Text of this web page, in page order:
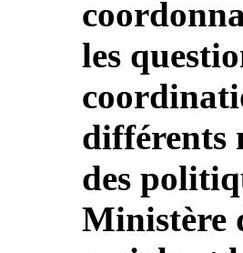
les
différents
des
Ministère